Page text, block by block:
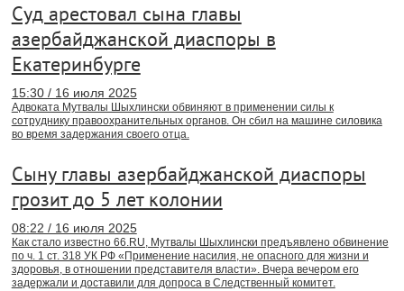
Суд арестовал сына главы
азербайджанской диаспоры в
Екатеринбурге
15:30 / 16 июля 2025
Адвоката Мутвалы Шыхлински обвиняют в применении силы к
сотруднику правоохранительных органов. Он сбил на машине силовика
во время задержания своего отца.
Сыну главы азербайджанской диаспоры
грозит до 5 лет колонии
08:22 / 16 июля 2025
Как стало известно 66.RU, Мутвалы Шыхлински предъявлено обвинение
по ч. 1 ст. 318 УК РФ «Применение насилия, не опасного для жизни и
здоровья, в отношении представителя власти». Вчера вечером его
задержали и доставили для допроса в Cледственный комитет.